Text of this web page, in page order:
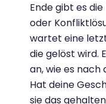
Ende gibt es
oder
wartet eine
die gelöst wird.
an, wie es
Hat deine
sie das